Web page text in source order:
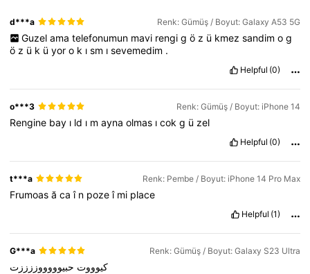
4,81 13K Takipçiler
4,81
d***a Renk: Gümüş / Boyut: Galaxy A53 5G
Guzel ama telefonumun mavi rengi g ö z ü kmez sandim o g
ö z ü k üyoro k ısm ısevemedim .
Helpful (0)
o***3 Renk: Gümüş / Boyut: iPhone 14
Rengine bay ı ld ı maynaolmas ıcokg ü zel
Helpful (0)
t***a Renk: Pembe / Boyut: iPhone 14 Pro Max
Frumoasăcaî n pozeî mi place
Helpful (1)
G***a Renk: Gümüş / Boyut: Galaxy S23 Ultra
كيوووت حبيوووووززززت